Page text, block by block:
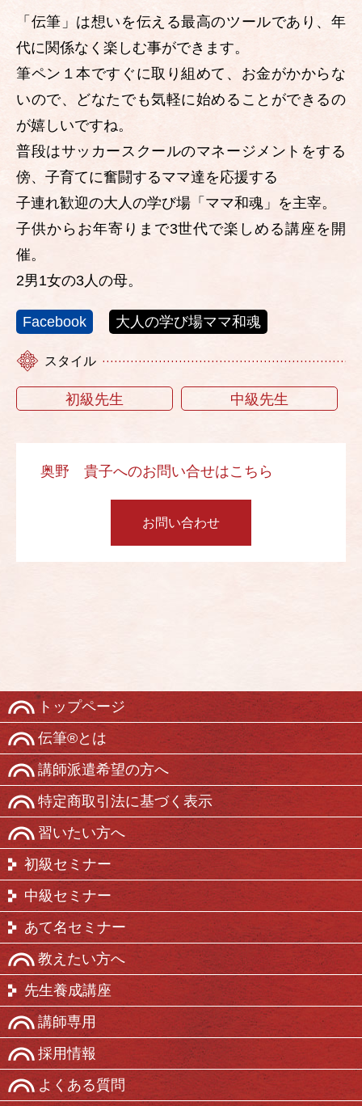
「伝筆」は想いを伝える最高のツールであり、年
代に関係なく楽しむ事ができます。
筆ペン１本ですぐに取り組めて、お金がかからな
いので、どなたでも気軽に始めることができるの
が嬉しいですね。
普段はサッカースクールのマネージメントをする
傍、子育てに奮闘するママ達を応援する
子連れ歓迎の大人の学び場「ママ和魂」を主宰。
子供からお年寄りまで3世代で楽しめる講座を開
催。
2男1女の3人の母。
Facebook 大人の学び場ママ和魂
スタイル
初級先生 中級先生
奥野 貴子へのお問い合せはこちら
お問い合わせ
トップページ
伝筆®とは
講師派遣希望の方へ
特定商取引法に基づく表示
習いたい方へ
初級セミナー
中級セミナー
あて名セミナー
教えたい方へ
先生養成講座
講師専用
採用情報
よくある質問